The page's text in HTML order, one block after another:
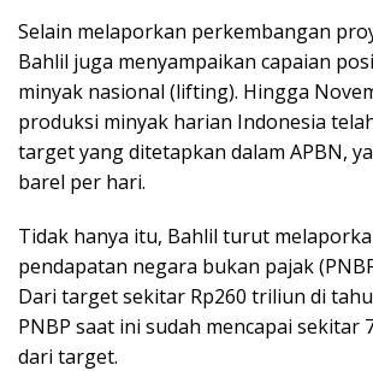
Selain melaporkan perkembangan
Bahlil juga menyampaikan capaian
minyak nasional (lifting). Hingga
produksi minyak harian Indonesia
target yang ditetapkan dalam APBN,
barel per hari.
Tidak hanya itu, Bahlil turut
pendapatan negara bukan pajak
Dari target sekitar Rp260 triliun di
PNBP saat ini sudah mencapai sekitar
dari target.